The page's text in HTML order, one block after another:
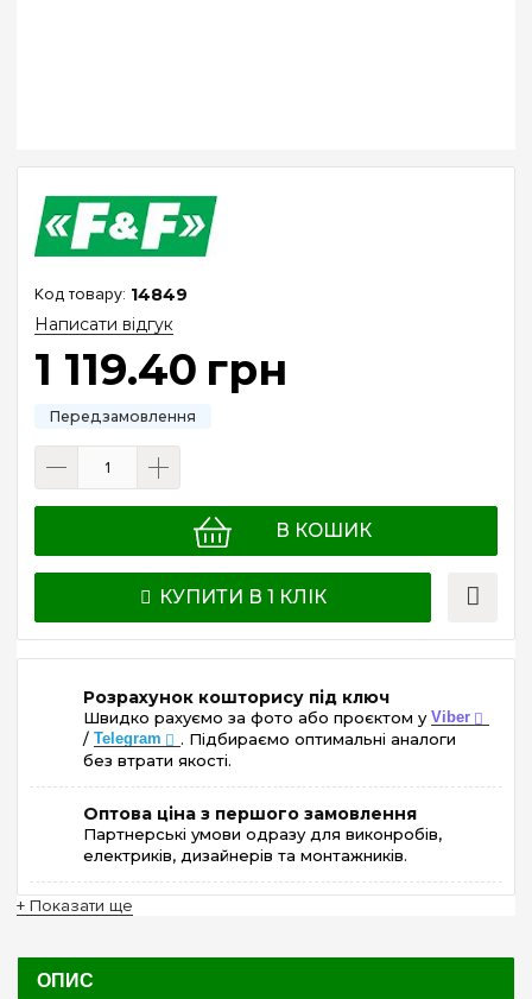
14849
Написати відгук
1 119.40 грн
В КОШИК
КУПИТИ В 1 КЛІК
Розрахунок кошторису під ключ
Швидко рахуємо за фото або проєктом у Viber
/ Telegram
. Підбираємо оптимальні аналоги
без втрати якості.
Оптова ціна з першого замовлення
Партнерські умови одразу для виконробів,
електриків, дизайнерів та монтажників.
+ Показати ще
ОПИС